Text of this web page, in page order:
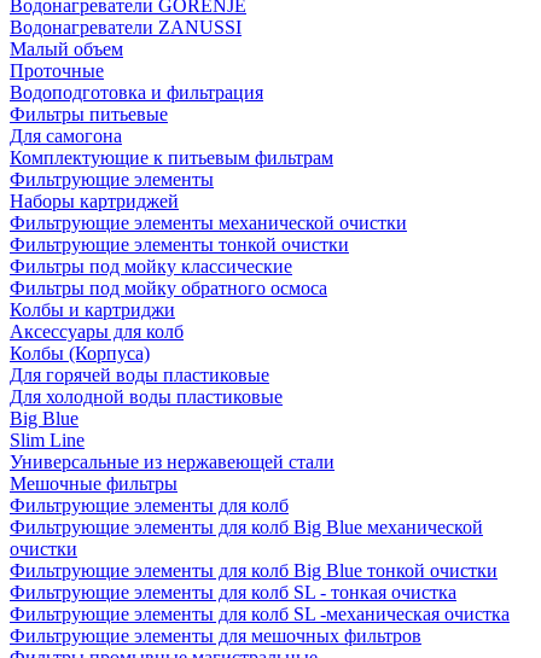
Водонагреватели GORENJE
Водонагреватели ZANUSSI
Малый объем
Проточные
Водоподготовка и фильтрация
Фильтры питьевые
Для самогона
Комплектующие к питьевым фильтрам
Фильтрующие элементы
Наборы картриджей
Фильтрующие элементы механической очистки
Фильтрующие элементы тонкой очистки
Фильтры под мойку классические
Фильтры под мойку обратного осмоса
Колбы и картриджи
Аксессуары для колб
Колбы (Корпуса)
Для горячей воды пластиковые
Для холодной воды пластиковые
Big Blue
Slim Line
Универсальные из нержавеющей стали
Мешочные фильтры
Фильтрующие элементы для колб
Фильтрующие элементы для колб Big Blue механической
очистки
Фильтрующие элементы для колб Big Blue тонкой очистки
Фильтрующие элементы для колб SL - тонкая очистка
Фильтрующие элементы для колб SL -механическая очистка
Фильтрующие элементы для мешочных фильтров